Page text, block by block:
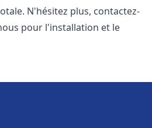
N'hésitez plus, contactez-
pour l'installation et le